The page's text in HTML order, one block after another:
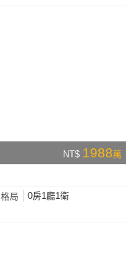
NT$ 1988萬
格局
0房1廳1衛